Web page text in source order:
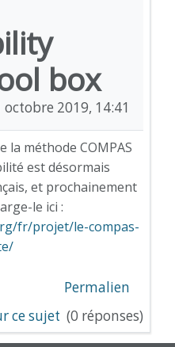
box
2019, 14:41
la méthode COMPAS
est désormais
et prochainement
le ici :
fr/projet/le-compas-
Permalien
ce sujet (0 réponses)